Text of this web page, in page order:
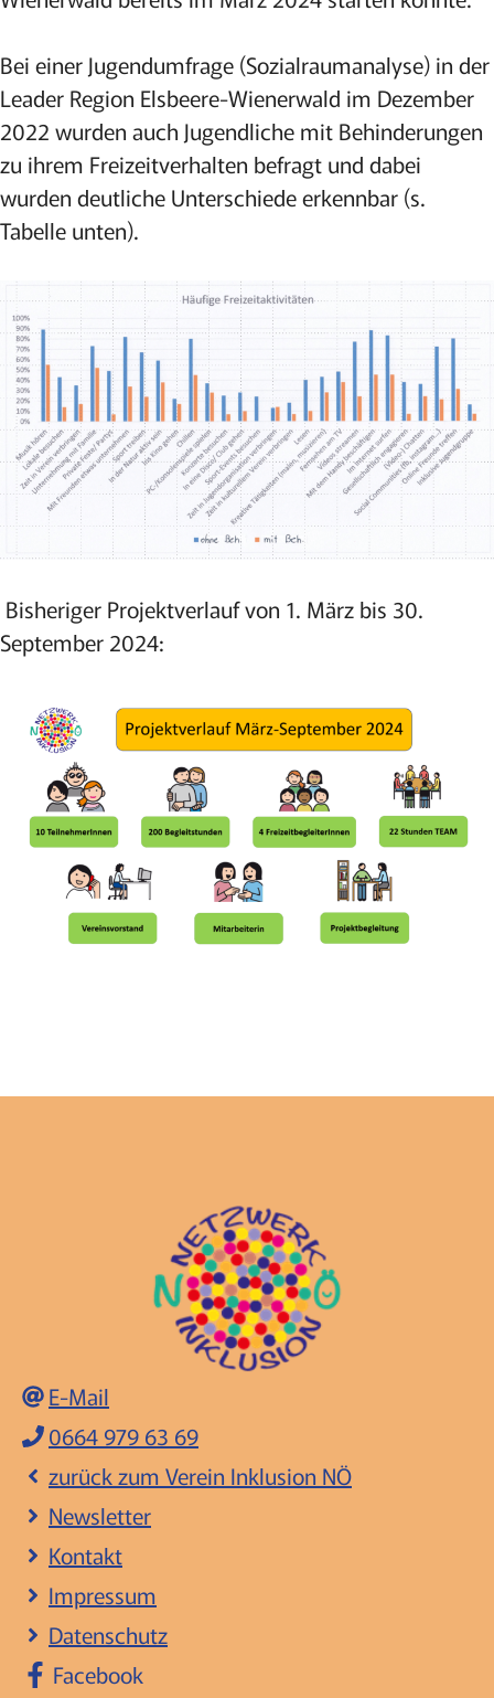
Bei einer Jugendumfrage (Sozialraumanalyse) in der
Leader Region Elsbeere-Wienerwald im Dezember
2022 wurden auch Jugendliche mit Behinderungen
zu ihrem Freizeitverhalten befragt und dabei
wurden deutliche Unterschiede erkennbar (s.
Tabelle unten).
Bisheriger Projektverlauf von 1. März bis 30.
September 2024:
E-Mail
0664 979 63 69
zurück zum Verein Inklusion NÖ
Newsletter
Kontakt
Impressum
Datenschutz
Facebook